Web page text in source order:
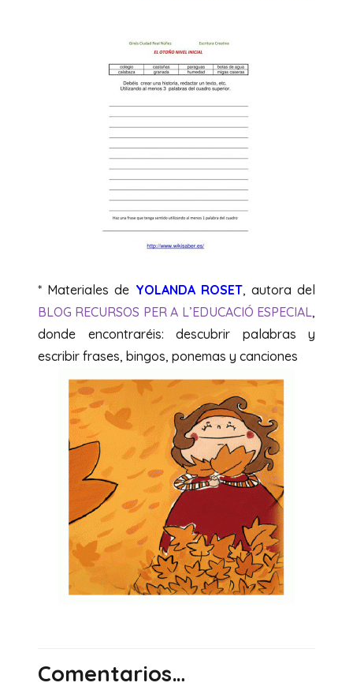
* Materiales de YOLANDA ROSET, autora del
BLOG RECURSOS PER A L’EDUCACIÓ ESPECIAL,
donde encontraréis: descubrir palabras y
escribir frases, bingos, ponemas y canciones
Comentarios…